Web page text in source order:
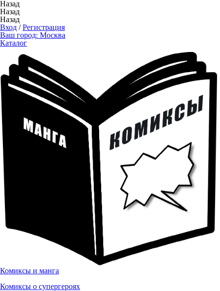
Назад
Назад
Назад
Вход /Регистрация
Ваш город: Москва
Каталог
Комиксы и манга
Комиксы о супергероях